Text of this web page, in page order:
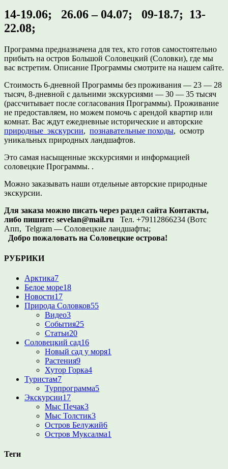
14-19.06; 26.06 – 04.07; 09-18.7; 13-
22.08;
Программа предназначена для тех, кто готов самостоятельно
прибыть на остров Большой Соловецкий (Соловки), где мы
вас встретим. Описание Программы смотрите на нашем сайте.
Стоимость 6-дневной Программы без проживания — 23 — 28
тысяч, 8-дневной с дальними экскурсиями — 30 — 35 тысяч
(рассчитывает после согласования Программы). Проживание
не предоставляем, но можем помочь с арендой квартир или
комнат. Вас ждут ежедневные исторические и авторские
природные экскурсии, познавательные походы, осмотр
уникальных природных ландшафтов.
Это самая насыщенные экскурсиями и информацией
соловецкие Программы. .
Можно заказывать наши отдельные авторские природные
экскурсии.
Для заказа можно писать через раздел сайта Контакты,
либо пишите: sevelan@mail.ru Тел. +79112866234 (Вотс
Апп, Telgram — Соловецкие ландшафты;
Добро пожаловать на Соловецкие острова!
РУБРИКИ
Арктика7
Белое море18
Новости17
Природа Соловков55
Видео3
События25
Статьи20
Соловецкий сад16
Новый сад у моря1
Растения9
Хутор Горка4
Туристам7
Турпрограмма5
Экскурсии17
Мыс Печак3
Мыс Толстик3
Остров Белужий6
Остров Муксалма1
Теги